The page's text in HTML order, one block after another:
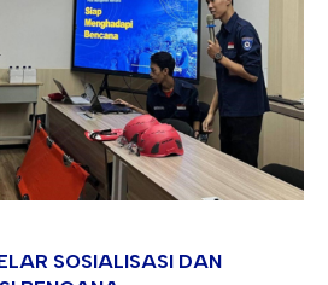
SOSIALISASI DAN